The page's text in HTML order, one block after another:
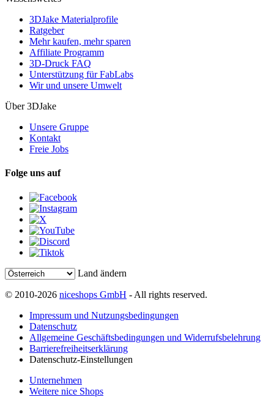
3DJake Materialprofile
Ratgeber
Mehr kaufen, mehr sparen
Affiliate Programm
3D-Druck FAQ
Unterstützung für FabLabs
Wir und unsere Umwelt
Über 3DJake
Unsere Gruppe
Kontakt
Freie Jobs
Folge uns auf
Land ändern
© 2010-2026 niceshops GmbH - All rights reserved.
Impressum und Nutzungsbedingungen
Datenschutz
Allgemeine Geschäftsbedingungen und Widerrufsbelehrung
Barrierefreiheitserklärung
Datenschutz-Einstellungen
Unternehmen
Weitere nice Shops